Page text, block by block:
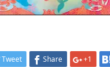
Tweet Share +1